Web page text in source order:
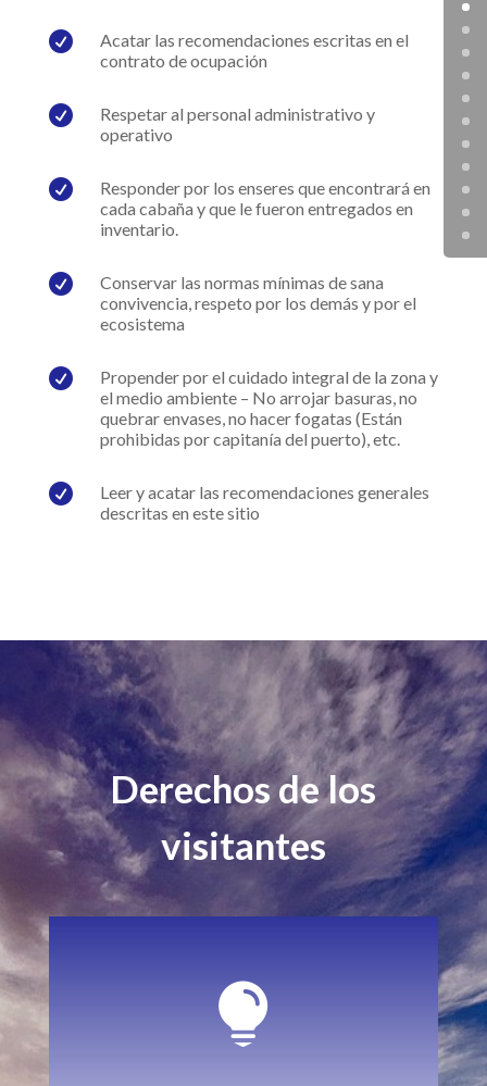

Acatar las recomendaciones escritas en el
contrato de ocupación

Respetar al personal administrativo y
operativo

Responder por los enseres que encontrará en
cada cabaña y que le fueron entregados en
inventario.

Conservar las normas mínimas de sana
convivencia, respeto por los demás y por el
ecosistema

Propender por el cuidado integral de la zona y
el medio ambiente – No arrojar basuras, no
quebrar envases, no hacer fogatas (Están
prohibidas por capitanía del puerto), etc.

Leer y acatar las recomendaciones generales
descritas en este sitio
Derechos de los
visitantes
